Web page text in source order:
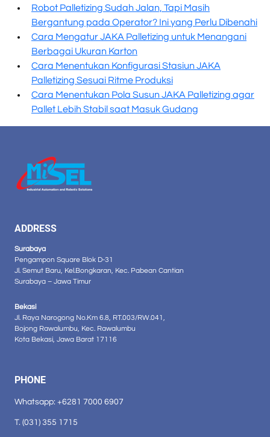
Robot Palletizing Sudah Jalan, Tapi Masih
Bergantung pada Operator? Ini yang Perlu Dibenahi
Cara Mengatur JAKA Palletizing untuk Menangani
Berbagai Ukuran Karton
Cara Menentukan Konfigurasi Stasiun JAKA
Palletizing Sesuai Ritme Produksi
Cara Menentukan Pola Susun JAKA Palletizing agar
Pallet Lebih Stabil saat Masuk Gudang
ADDRESS
Surabaya
Pengampon Square Blok D-31
Jl. Semut Baru, Kel.Bongkaran, Kec. Pabean Cantian
Surabaya – Jawa Timur
Bekasi
Jl. Raya Narogong No.Km 6.8, RT.003/RW.041,
Bojong Rawalumbu, Kec. Rawalumbu
Kota Bekasi, Jawa Barat 17116
PHONE
Whatsapp: +6281 7000 6907
T. (031) 355 1715